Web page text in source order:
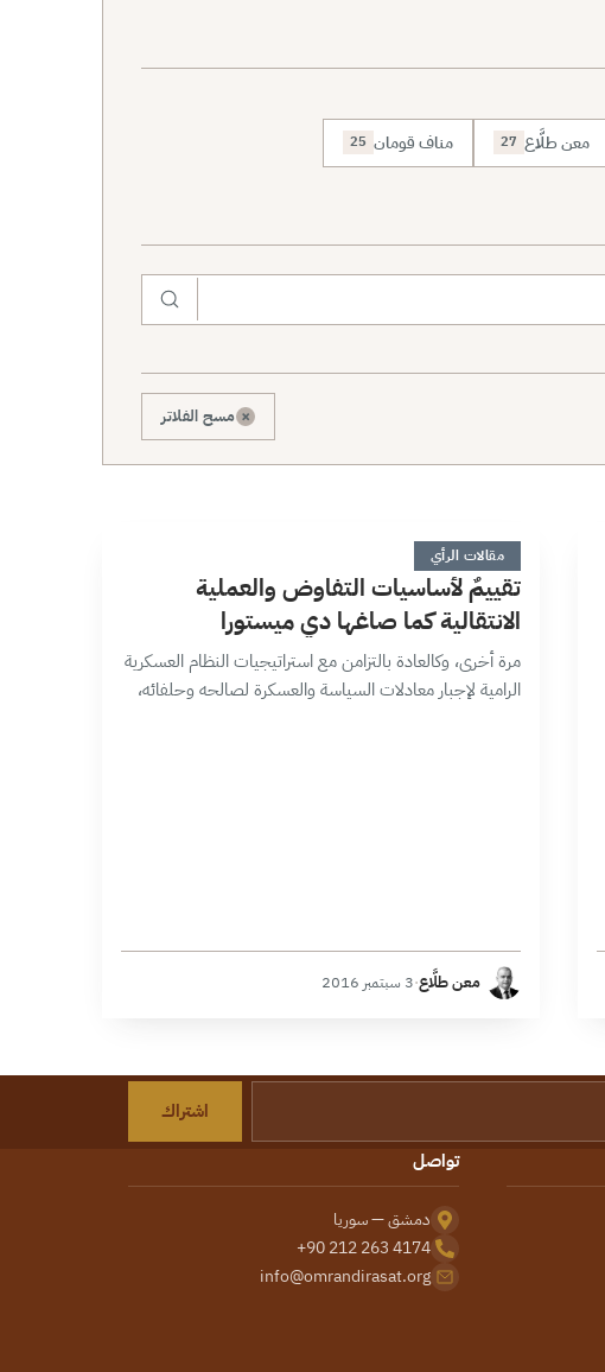
معن طلَّاع 27 مناف قومان 25
× مسح الفلاتر
ت6 دقائق
مقالات الرأي
تقييمٌ لأساسيات التفاوض والعملية
الانتقالية كما صاغها دي ميستورا
مرة أخرى، وكالعادة بالتزامن مع استراتيجيات النظام العسكرية
الرامية لإجبار معادلات السياسة والعسكرة لصالحه وحلفائه،
معن طلَّاع·3 سبتمبر 2016
اشتراك
تواصل
دمشق — سوريا
+90 212 263 4174
info@omrandirasat.org